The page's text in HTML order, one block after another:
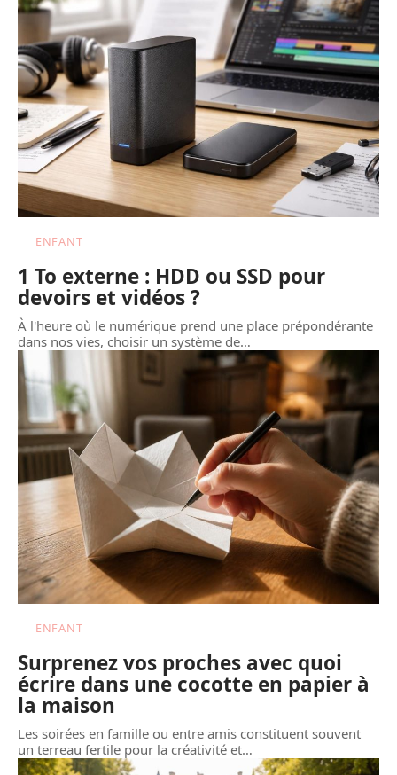
ENFANT
1 To externe : HDD ou SSD pour
devoirs et vidéos ?
À l'heure où le numérique prend une place prépondérante
dans nos vies, choisir un système de…
ENFANT
Surprenez vos proches avec quoi
écrire dans une cocotte en papier à
la maison
Les soirées en famille ou entre amis constituent souvent
un terreau fertile pour la créativité et…